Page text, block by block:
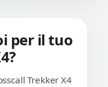
per il tuo
Trekker X4